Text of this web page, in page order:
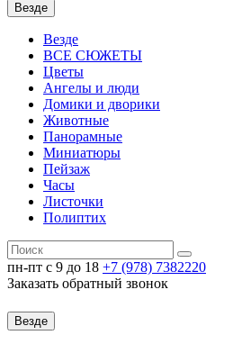
Везде
Везде
ВСЕ СЮЖЕТЫ
Цветы
Ангелы и люди
Домики и дворики
Животные
Панорамные
Миниатюры
Пейзаж
Часы
Листочки
Полиптих
пн-пт c 9 до 18 +7 (978) 7382220
Заказать обратный звонок
Везде